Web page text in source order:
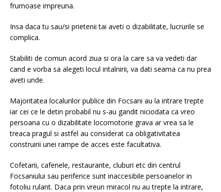
frumoase impreuna.
Insa daca tu sau/si prietenii tai aveti o dizabilitate, lucrurile se
complica.
Stabiliti de comun acord ziua si ora la care sa va vedeti dar
cand e vorba sa alegeti locul intalnirii, va dati seama ca nu prea
aveti unde.
Majoritatea localurilor publice din Focsani au la intrare trepte
iar cei ce le detin probabil nu s-au gandit niciodata ca vreo
persoana cu o dizabilitate locomotorie grava ar vrea sa le
treaca pragul si astfel au considerat ca obligativitatea
construirii unei rampe de acces este facultativa.
Cofetarii, cafenele, restaurante, cluburi etc din centrul
Focsaniului sau periferice sunt inaccesibile persoanelor in
fotoliu rulant. Daca prin vreun miracol nu au trepte la intrare,